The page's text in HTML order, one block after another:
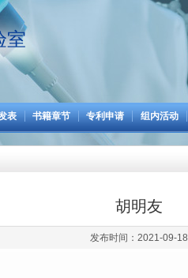
室
表 书籍章节 专利申请 组内活动
胡明友
发布时间：2021-09-18